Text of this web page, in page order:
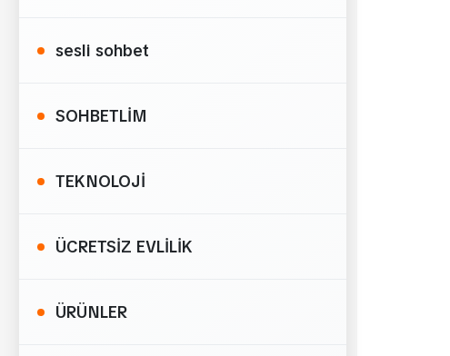
sesli sohbet
SOHBETLİM
TEKNOLOJİ
ÜCRETSİZ EVLİLİK
ÜRÜNLER